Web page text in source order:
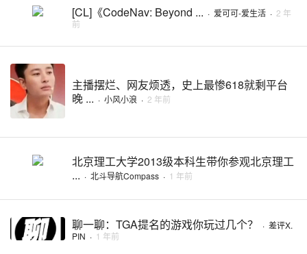
[CL]《CodeNav: Beyond ... · 爱可可-爱生活 · 2 年
前
主播摆烂、网友烦透，史上最惨618就剩平台
晚 ... · 小风小浪 · 2 年前
北京理工大学2013级本科生带你参观北京理工
... · 北斗导航Compass · 1 年前
聊一聊：TGA提名的游戏你玩过几个？ · 差评X.
PIN · 1 年前